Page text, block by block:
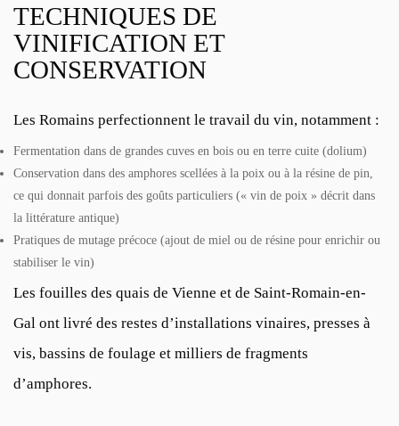
TECHNIQUES DE
VINIFICATION ET
CONSERVATION
Les Romains perfectionnent le travail du vin, notamment :
Fermentation dans de grandes cuves en bois ou en terre cuite (dolium)
Conservation dans des amphores scellées à la poix ou à la résine de pin,
ce qui donnait parfois des goûts particuliers (« vin de poix » décrit dans
la littérature antique)
Pratiques de mutage précoce (ajout de miel ou de résine pour enrichir ou
stabiliser le vin)
Les fouilles des quais de Vienne et de Saint-Romain-en-
Gal ont livré des restes d’installations vinaires, presses à
vis, bassins de foulage et milliers de fragments
d’amphores.